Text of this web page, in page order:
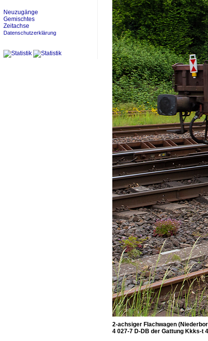
2-achsiger Flachwagen
4 027-7 D-DB der Gattung Kkks-t
Neuzugänge
Gemischtes
Zeitachse
Datenschutzerklärung